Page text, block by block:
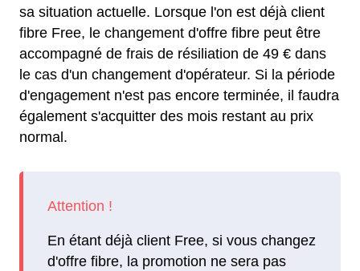
sa situation actuelle. Lorsque l'on est déjà client
fibre Free, le changement d'offre fibre peut être
accompagné de frais de résiliation de 49 € dans
le cas d'un changement d'opérateur. Si la période
d'engagement n'est pas encore terminée, il faudra
également s'acquitter des mois restant au prix
normal.
En étant déjà client Free, si vous changez
d'offre fibre, la promotion ne sera pas